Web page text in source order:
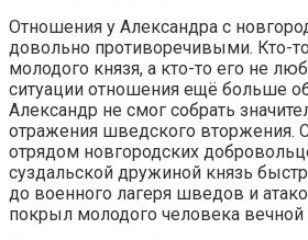
Отношения у Александра с
довольно противоречивыми. Кто-
молодого князя, а кто-то его не
ситуации отношения ещё больше
Александр не смог собрать
отражения шведского вторжения.
отрядом новгородских
суздальской дружиной князь
до военного лагеря шведов и
покрыл молодого человека вечной